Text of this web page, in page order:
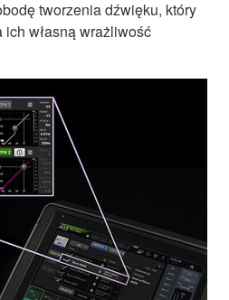
tworzenia dźwięku, który
własną wrażliwość